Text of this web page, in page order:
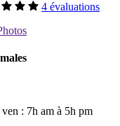
4 évaluations
: 7h am à 5h pm